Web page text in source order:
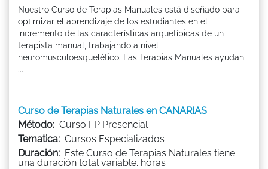
Nuestro Curso de Terapias Manuales está diseñado para
optimizar el aprendizaje de los estudiantes en el
incremento de las características arquetípicas de un
terapista manual, trabajando a nivel
neuromusculoesquelético. Las Terapias Manuales ayudan
...
Curso de Terapias Naturales en CANARIAS
Método: Curso FP Presencial
Tematica: Cursos Especializados
Duración: Este Curso de Terapias Naturales tiene
una duración total variable. horas